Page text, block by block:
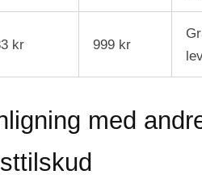
kr 999 kr
med